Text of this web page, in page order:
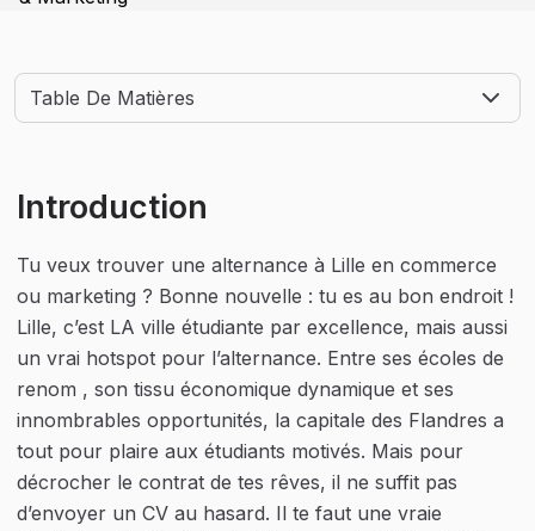
Table De Matières
Introduction
Tu veux trouver une alternance à Lille en commerce
ou marketing ? Bonne nouvelle : tu es au bon endroit !
Lille, c’est LA ville étudiante par excellence, mais aussi
un vrai hotspot pour l’alternance. Entre ses écoles de
renom , son tissu économique dynamique et ses
innombrables opportunités, la capitale des Flandres a
tout pour plaire aux étudiants motivés. Mais pour
décrocher le contrat de tes rêves, il ne suffit pas
d’envoyer un CV au hasard. Il te faut une vraie